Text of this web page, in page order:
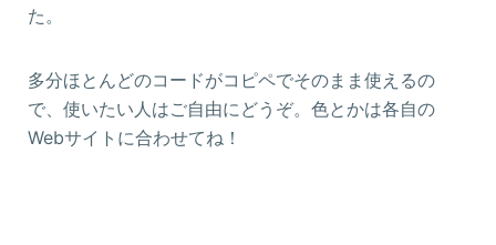
た。
多分ほとんどのコードがコピペでそのまま使えるの
で、使いたい人はご自由にどうぞ。色とかは各自の
Webサイトに合わせてね！